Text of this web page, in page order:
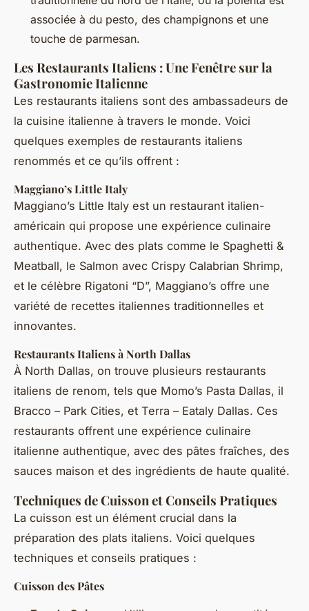
associée à du pesto, des champignons et une
touche de parmesan.
Les Restaurants Italiens : Une Fenêtre sur la
Gastronomie Italienne
Les restaurants italiens sont des ambassadeurs de
la cuisine italienne à travers le monde. Voici
quelques exemples de restaurants italiens
renommés et ce qu’ils offrent :
Maggiano’s Little Italy
Maggiano’s Little Italy est un restaurant italien-
américain qui propose une expérience culinaire
authentique. Avec des plats comme le Spaghetti &
Meatball, le Salmon avec Crispy Calabrian Shrimp,
et le célèbre Rigatoni “D”, Maggiano’s offre une
variété de recettes italiennes traditionnelles et
innovantes.
Restaurants Italiens à North Dallas
À North Dallas, on trouve plusieurs restaurants
italiens de renom, tels que Momo’s Pasta Dallas, il
Bracco – Park Cities, et Terra – Eataly Dallas. Ces
restaurants offrent une expérience culinaire
italienne authentique, avec des pâtes fraîches, des
sauces maison et des ingrédients de haute qualité.
Techniques de Cuisson et Conseils Pratiques
La cuisson est un élément crucial dans la
préparation des plats italiens. Voici quelques
techniques et conseils pratiques :
Cuisson des Pâtes